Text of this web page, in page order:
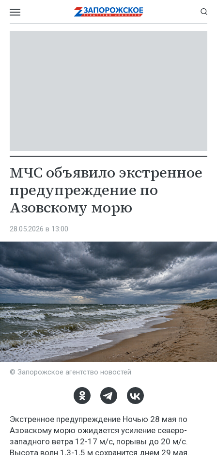
МЧС объявило экстренное
предупреждение по
Азовскому морю
28.05.2026 в 13:00
© Запорожское агентство новостей
Экстренное предупреждение Ночью 28 мая по
Азовскому морю ожидается усиление северо-
западного ветра 12-17 м/с, порывы до 20 м/с.
Высота волн 1,3-1,5 м сохранится днем 29 мая.